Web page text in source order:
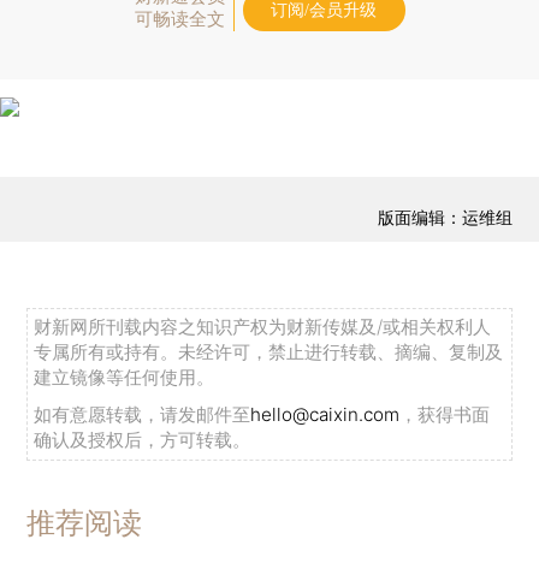
可畅读全文
订阅/会员升级
版面编辑：运维组
财新网所刊载内容之知识产权为财新传媒及/或相关权利人
专属所有或持有。未经许可，禁止进行转载、摘编、复制及
建立镜像等任何使用。
如有意愿转载，请发邮件至hello@caixin.com ，获得书面
确认及授权后，方可转载。
推荐阅读